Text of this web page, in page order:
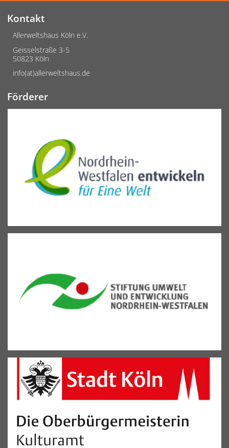
Kontakt
Allerweltshaus Köln e.V.
Geisselstraße 3-5
50823 Köln
info(at)allerweltshaus.de
Förderer